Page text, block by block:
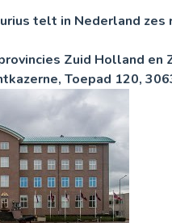
telt in Nederland zes
Zuid Holland en
Toepad 120,